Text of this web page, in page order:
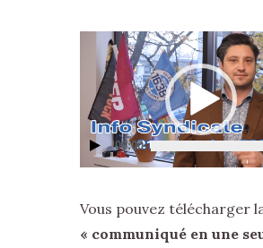
Lecteur
vidéo
00:00
Vous pouvez télécharger
« communiqué en une